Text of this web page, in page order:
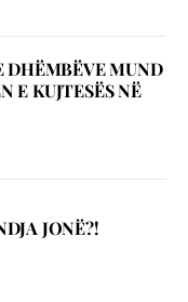
DHËMBËVE MUND
E KUJTESËS NË
JONË?!